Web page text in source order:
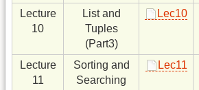
Lecture
10
List and
Tuples
(Part3)
Lec10
Lecture
11
Sorting and
Searching
Lec11